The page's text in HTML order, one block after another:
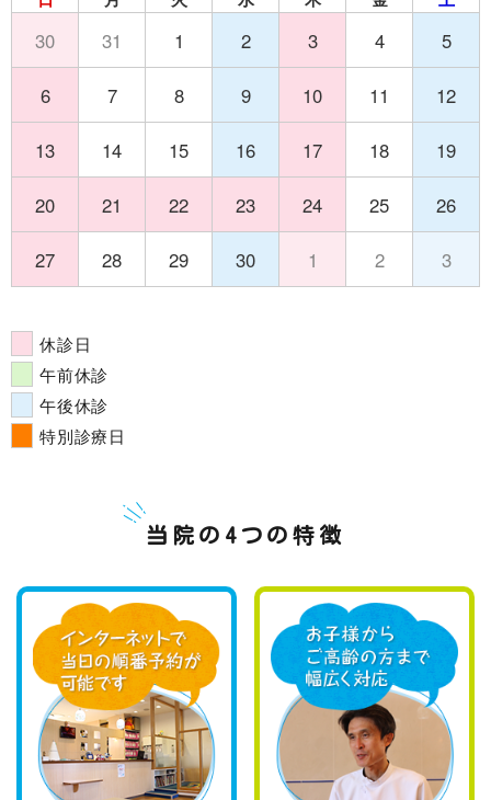
30 31 1 2 3 4 5
6 7 8 9 10 11 12
13 14 15 16 17 18 19
20 21 22 23 24 25 26
27 28 29 30 1 2 3
休診日
午前休診
午後休診
特別診療日
当院の4つの特徴